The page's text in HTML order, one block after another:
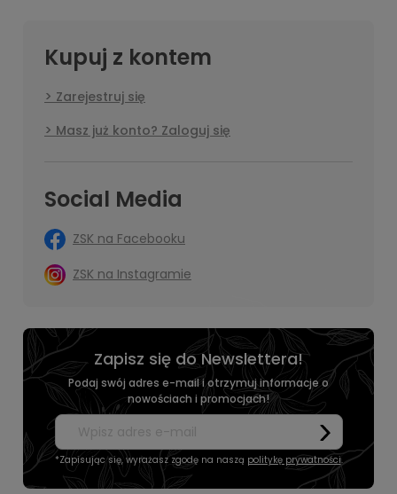
Kupuj z kontem
Zarejestruj się
Masz już konto? Zaloguj się
Social Media
ZSK na Facebooku
ZSK na Instagramie
Zapisz się do Newslettera!
Podaj swój adres e-mail i otrzymuj informacje o
nowościach i promocjach!
*Zapisując się, wyrażasz zgodę na naszą politykę prywatności.